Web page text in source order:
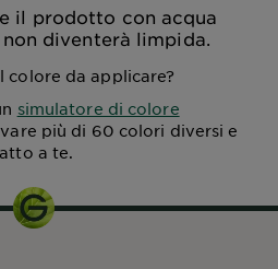
il prodotto con acqua
diventerà limpida.
colore da applicare?
simulatore di colore
più di 60 colori diversi e
a te.